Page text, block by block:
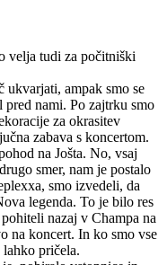
velja tudi za počitniški
ukvarjati, ampak smo se
nami. Po zajtrku smo
za okrasitev
zabava s koncertom.
na Jošta. No, vsaj
smer, nam je postalo
smo izvedeli, da
legenda. To je bilo res
nazaj v Champa na
na koncert. In ko smo vse
pričela.